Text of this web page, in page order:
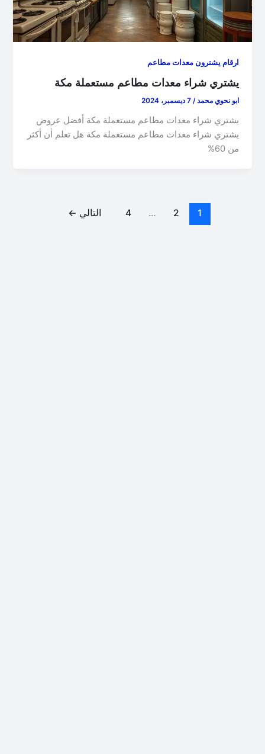
ارقام يشترون معدات مطاعم
يشتري شراء معدات مطاعم مستعملة مكة
ابو نحوي محمد/7 ديسمبر، 2024
يشتري شراء معدات مطاعم مستعملة مكة أفضل عروض
يشتري شراء معدات مطاعم مستعملة مكة هل تعلم أن أكثر
من 60%
1
2
…
4 التالي ←